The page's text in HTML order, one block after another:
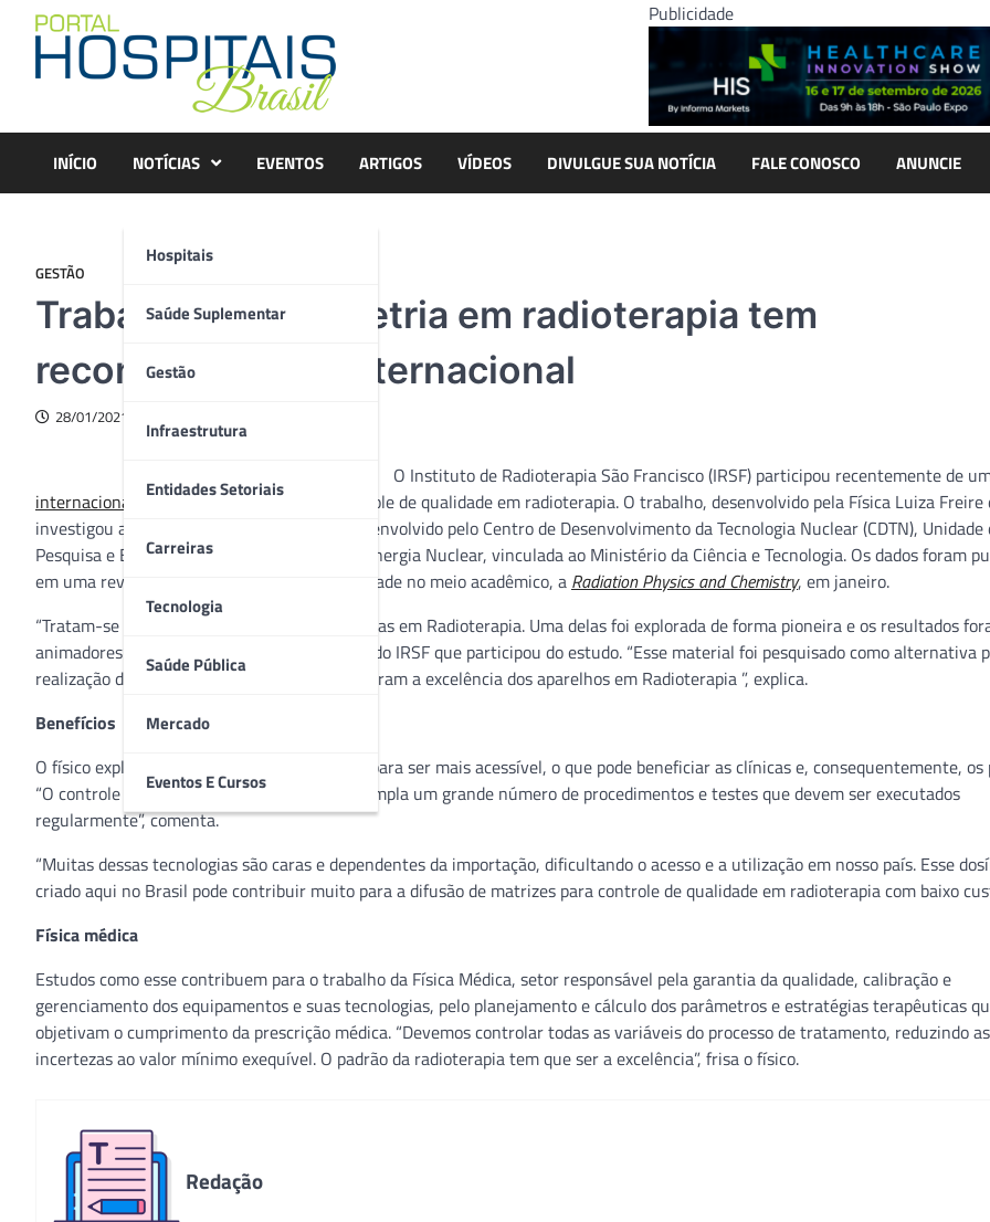
content
Publicidade
INÍCIO NOTÍCIAS
Hospitais
Saúde Suplementar
Gestão
Infraestrutura
Entidades Setoriais
Carreiras
Tecnologia
Saúde Pública
Mercado
Eventos E Cursos
EVENTOS ARTIGOS VÍDEOS DIVULGUE SUA NOTÍCIA FALE CONOSCO ANUNCIE
GESTÃO
Trabalho de dosimetria em radioterapia tem
reconhecimento internacional
28/01/2021
O Instituto de Radioterapia São Francisco (IRSF) participou recentemente de
internacional
de dosimetria aplicada ao controle de qualidade em radioterapia. O trabalho, desenvolvido pela Física Luiza Freire
investigou a viabilidade de um dosímetro desenvolvido pelo Centro de Desenvolvimento da Tecnologia Nuclear (CDTN), Unidade
Pesquisa e Ensino da Comissão Nacional de Energia Nuclear, vinculada ao Ministério da Ciência e Tecnologia. Os dados foram
em uma revista científica de grande credibilidade no meio acadêmico, a Radiation Physics and Chemistry, em janeiro.
“Tratam-se de duas matrizes de borato testadas em Radioterapia. Uma delas foi explorada de forma pioneira e os resultados
animadores”, diz Arnie Nolasco, físico médico do IRSF que participou do estudo. “Esse material foi pesquisado como alternativa
realização dos testes de qualidade que asseguram a excelência dos aparelhos em Radioterapia ”, explica.
Benefícios
O físico explica que o material tem potencial para ser mais acessível, o que pode beneficiar as clínicas e, consequentemente, os
“O controle de qualidade dos aparelhos contempla um grande número de procedimentos e testes que devem ser executados
regularmente”, comenta.
“Muitas dessas tecnologias são caras e dependentes da importação, dificultando o acesso e a utilização em nosso país. Esse
criado aqui no Brasil pode contribuir muito para a difusão de matrizes para controle de qualidade em radioterapia com baixo
Física médica
Estudos como esse contribuem para o trabalho da Física Médica, setor responsável pela garantia da qualidade, calibração e
gerenciamento dos equipamentos e suas tecnologias, pelo planejamento e cálculo dos parâmetros e estratégias terapêuticas
objetivam o cumprimento da prescrição médica. “Devemos controlar todas as variáveis do processo de tratamento, reduzindo as
incertezas ao valor mínimo exequível. O padrão da radioterapia tem que ser a excelência”, frisa o físico.
Redação